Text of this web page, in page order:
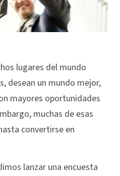
lugares del mundo
desean un mundo mejor,
mayores oportunidades
muchas de esas
convertirse en
lanzar una encuesta